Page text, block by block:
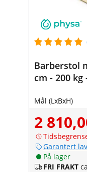
Barberstol
cm - 200 kg
Mål (LxBxH)
2
Garantert
På lager
FRI FRAKT